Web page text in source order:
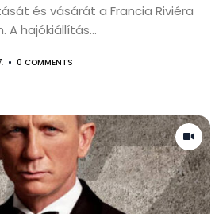
és vásárát a Francia Riviéra
A hajókiállítás...
0 COMMENTS